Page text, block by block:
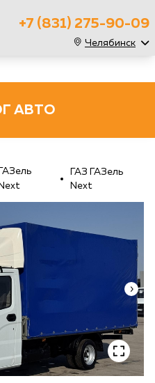
+7 (831) 275-90-09
Челябинск
АВТО
ГАЗель
Next
ГАЗ ГАЗель
Next